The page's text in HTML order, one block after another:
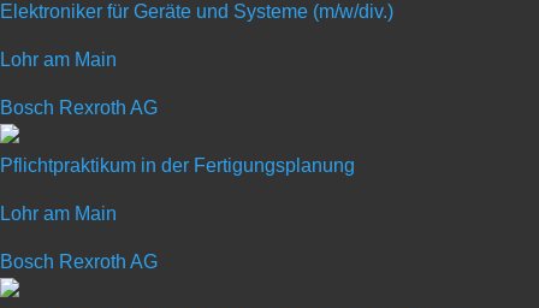
Elektroniker für Geräte und Systeme (m/w/div.)
Lohr am Main
Bosch Rexroth AG
Pflichtpraktikum in der Fertigungsplanung
Lohr am Main
Bosch Rexroth AG
in Lohr am Main
Willkommen bei Bosch Rexroth